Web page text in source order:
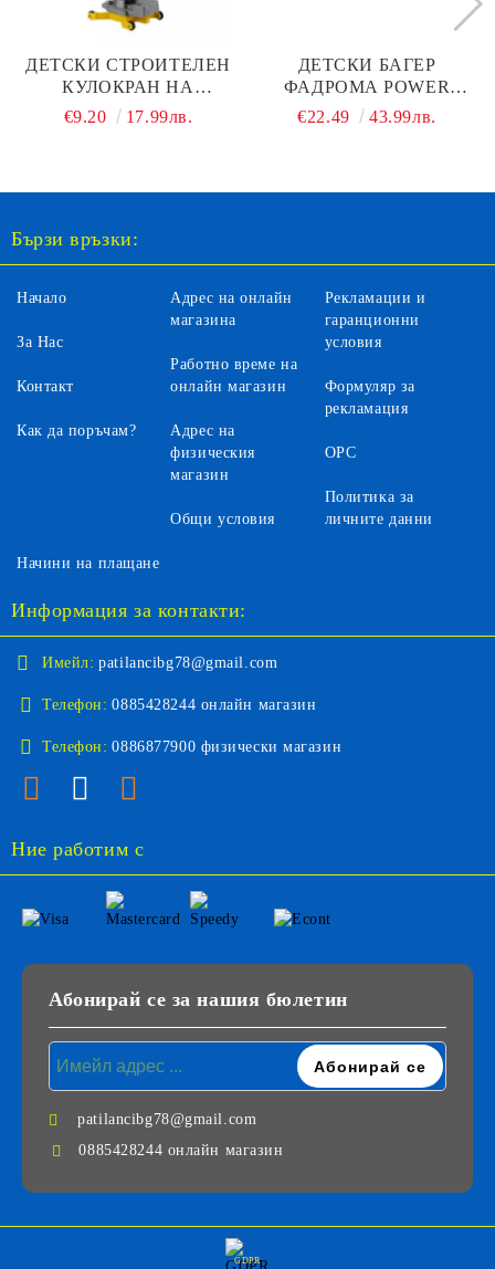
ДЕТСКИ СТРОИТЕЛЕН
КУЛОКРАН НА
КОЛЕЛЦА POLESIE
€9.20 17.99лв.
ДЕТСКИ БАГЕР
ФАДРОМА POWER
POLESIE TOYS 36780
€22.49 43.99лв.
Бързи връзки:
Начало
За Нас
Контакт
Как да поръчам?
Адрес на онлайн
магазина
Работно време на
онлайн магазин
Адрес на
физическия
магазин
Общи условия
Рекламации и
гаранционни
условия
Формуляр за
рекламация
ОРС
Политика за
личните данни
Начини на плащане
Информация за контакти:
Имейл: patilancibg78@gmail.com
Телефон: 0885428244 онлайн магазин
Телефон: 0886877900 физически магазин
Ние работим с
Абонирай се за нашия бюлетин
patilancibg78@gmail.com
0885428244 онлайн магазин
GDPR